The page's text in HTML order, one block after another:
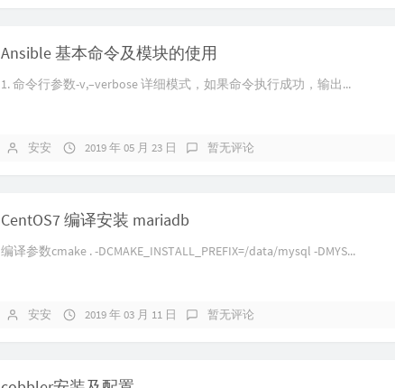
Ansible 基本命令及模块的使用
1. 命令行参数-v,–verbose 详细模式，如果命令执行成功，输出...
安安 2019 年 05 月 23 日 暂无评论
CentOS7 编译安装 mariadb
编译参数cmake . -DCMAKE_INSTALL_PREFIX=/data/mysql -DMYS...
安安 2019 年 03 月 11 日 暂无评论